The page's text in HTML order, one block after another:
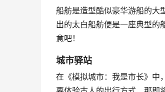
船舫是造型酷似豪华游船的大
出的太白船舫便是一座典型的
意吧！
城市驿站
在《模拟城市：我是市长》中